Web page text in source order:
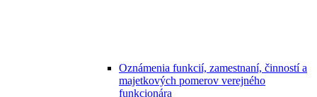
Oznámenia funkcií, zamestnaní, činností a
majetkových pomerov verejného
funkcionára